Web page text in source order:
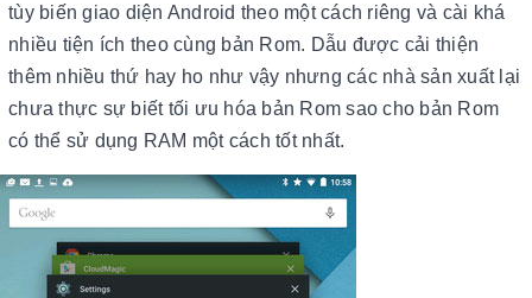
tùy biến giao diện Android theo một cách riêng và cài khá
nhiều tiện ích theo cùng bản Rom. Dẫu được cải thiện
thêm nhiều thứ hay ho như vậy nhưng các nhà sản xuất lại
chưa thực sự biết tối ưu hóa bản Rom sao cho bản Rom
có thể sử dụng RAM một cách tốt nhất.